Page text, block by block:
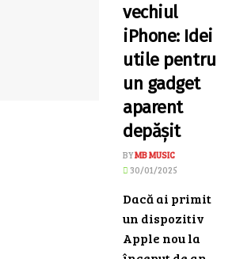
vechiul
iPhone: Idei
utile pentru
un gadget
aparent
depășit
BYMB MUSIC
30/01/2025
Dacă ai primit
un dispozitiv
Apple nou la